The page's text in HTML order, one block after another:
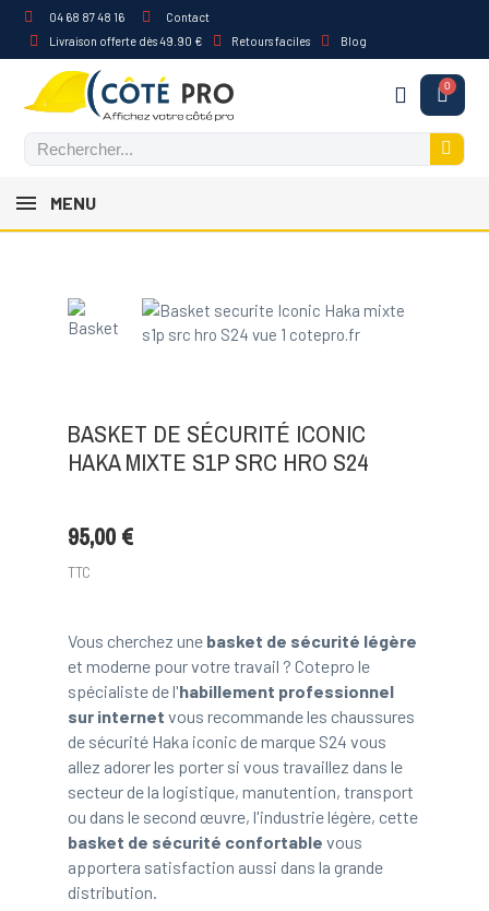
04 68 87 48 16
Contact
Livraison offerte dès 49.90 €
Retours faciles Blog
MENU
BASKET DE SÉCURITÉ ICONIC
HAKA MIXTE S1P SRC HRO S24
95,00 €
TTC
Vous cherchez une basket de sécurité légère
et moderne pour votre travail ? Cotepro le
spécialiste de l'habillement professionnel
sur internet vous recommande les chaussures
de sécurité Haka iconic de marque S24 vous
allez adorer les porter si vous travaillez dans le
secteur de la logistique, manutention, transport
ou dans le second œuvre, l'industrie légère, cette
basket de sécurité confortable vous
apportera satisfaction aussi dans la grande
distribution.